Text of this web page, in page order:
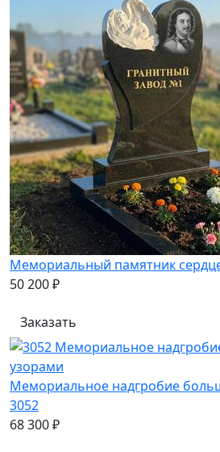
Мемориальный памятник
50 200 ₽
Заказать
Мемориальное надгробие
3052
68 300 ₽